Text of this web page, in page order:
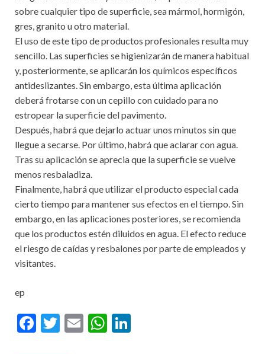
sobre cualquier tipo de superficie, sea mármol, hormigón,
gres, granito u otro material.
El uso de este tipo de productos profesionales resulta muy
sencillo. Las superficies se higienizarán de manera habitual
y, posteriormente, se aplicarán los químicos específicos
antideslizantes. Sin embargo, esta última aplicación
deberá frotarse con un cepillo con cuidado para no
estropear la superficie del pavimento.
Después, habrá que dejarlo actuar unos minutos sin que
llegue a secarse. Por último, habrá que aclarar con agua.
Tras su aplicación se aprecia que la superficie se vuelve
menos resbaladiza.
Finalmente, habrá que utilizar el producto especial cada
cierto tiempo para mantener sus efectos en el tiempo. Sin
embargo, en las aplicaciones posteriores, se recomienda
que los productos estén diluidos en agua. El efecto reduce
el riesgo de caídas y resbalones por parte de empleados y
visitantes.
ep
F
T
E
W